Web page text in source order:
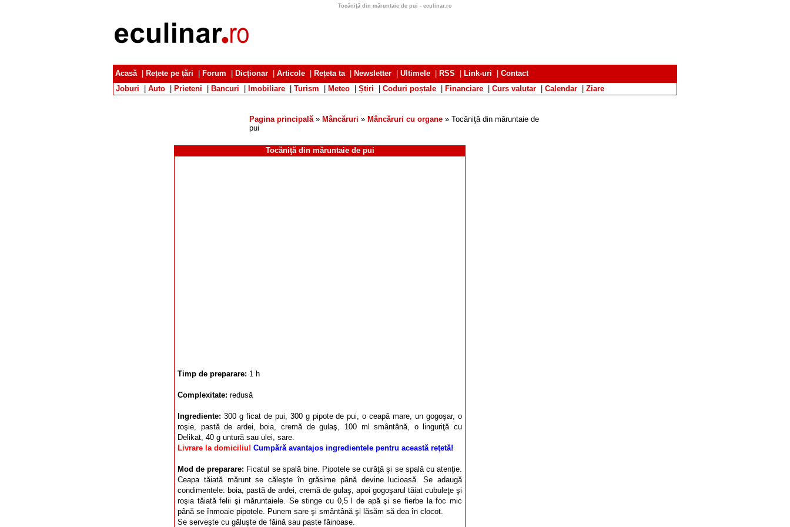
Tocăniţă din măruntaie de pui - eculinar.ro
Acasă| Rețete pe țări Forum Dicționar Articole Rețeta ta| Newsletter Ultimele RSS Link-uri
Contact
Joburi
Auto Prieteni Bancuri Imobiliare Turism Meteo Știri Coduri poștale Financiare Curs valutar Calendar Ziare
Pagina principală» Mâncăruri » Mâncăruri cu organe » Tocăniţă din măruntaie de
pui
Tocăniţă din măruntaie de pui
Timp de preparare: 1 h
Complexitate: redusă
Ingrediente: 300 g ficat de pui, 300 g pipote de pui, o ceapă mare, un gogoşar, o
roşie, pastă de ardei, boia, cremă de gulaş, 100 ml smântână, o linguriţă cu
Delikat, 40 g untură sau ulei, sare.
Livrare la domiciliu! Cumpără avantajos ingredientele pentru această reţetă!
Mod de preparare: Ficatul se spală bine. Pipotele se curăţă şi se spală cu atenţie.
Ceapa tăiată mărunt se căleşte în grăsime până devine lucioasă. Se adaugă
condimentele: boia, pastă de ardei, cremă de gulaş, apoi gogoşarul tăiat cubuleţe şi
roşia tăiată felii şi măruntaiele. Se stinge cu 0,5 l de apă şi se fierbe la foc mic
până se înmoaie pipotele. Punem sare şi smântână şi lăsăm să dea în clocot.
Se serveşte cu găluşte de făină sau paste făinoase.